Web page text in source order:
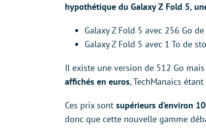
hypothétique du Galaxy Z Fold 5,
Galaxy Z Fold 5 avec 256 Go
Galaxy Z Fold 5 avec 1 To de
Il existe une version de 512 Go
affichés en euros, TechManaics
Ces prix sont supérieurs d’environ
donc que cette nouvelle gamme